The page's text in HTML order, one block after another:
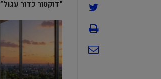
“דוקטור כדור עגול”